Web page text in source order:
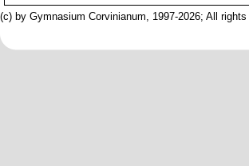
(c) by Gymnasium Corvinianum, 1997-2026; All rights